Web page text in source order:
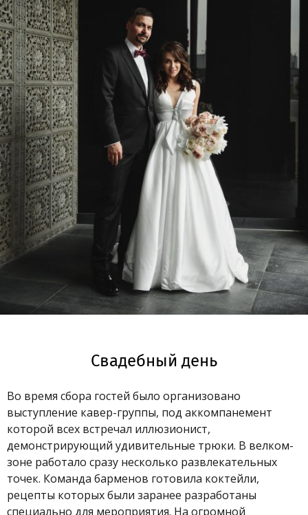
Свадебный день
Во время сбора гостей было организовано
выступление кавер-группы, под аккомпанемент
которой всех встречал иллюзионист,
демонстрирующий удивительные трюки. В велком-
зоне работало сразу несколько развлекательных
точек. Команда барменов готовила коктейли,
рецепты которых были заранее разработаны
специально для мероприятия. На огромной